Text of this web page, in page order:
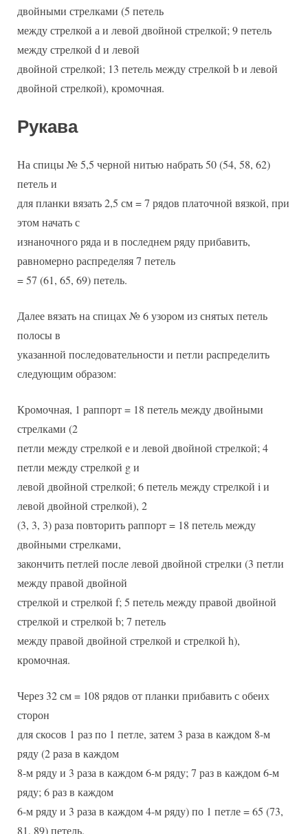
двойными стрелками (5 петель
между стрелкой а и левой двойной стрелкой; 9 петель
между стрелкой d и левой
двойной стрелкой; 13 петель между стрелкой b и левой
двойной стрелкой), кромочная.
Рукава
На спицы № 5,5 черной нитью набрать 50 (54, 58, 62)
петель и
для планки вязать 2,5 см = 7 рядов платочной вязкой, при
этом начать с
изнаночного ряда и в последнем ряду прибавить,
равномерно распределяя 7 петель
= 57 (61, 65, 69) петель.
Далее вязать на спицах № 6 узором из снятых петель
полосы в
указанной последовательности и петли распределить
следующим образом:
Кромочная, 1 раппорт = 18 петель между двойными
стрелками (2
петли между стрелкой е и левой двойной стрелкой; 4
петли между стрелкой g и
левой двойной стрелкой; 6 петель между стрелкой i и
левой двойной стрелкой), 2
(3, 3, 3) раза повторить раппорт = 18 петель между
двойными стрелками,
закончить петлей после левой двойной стрелки (3 петли
между правой двойной
стрелкой и стрелкой f; 5 петель между правой двойной
стрелкой и стрелкой b; 7 петель
между правой двойной стрелкой и стрелкой h),
кромочная.
Через 32 см = 108 рядов от планки прибавить с обеих
сторон
для скосов 1 раз по 1 петле, затем 3 раза в каждом 8-м
ряду (2 раза в каждом
8-м ряду и 3 раза в каждом 6-м ряду; 7 раз в каждом 6-м
ряду; 6 раз в каждом
6-м ряду и 3 раза в каждом 4-м ряду) по 1 петле = 65 (73,
81, 89) петель.